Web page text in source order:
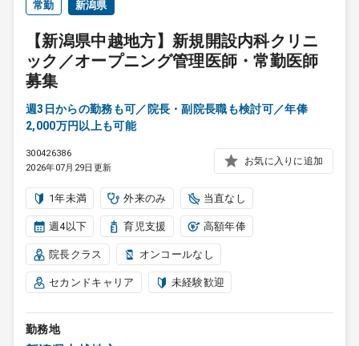
常勤 新潟県
【新潟県中越地方】新規開設内科クリニ
ック／オープニング管理医師・常勤医師
募集
週3日からの勤務も可／院長・副院長職も検討可／年俸
2,000万円以上も可能
300426386
2026年07月29日更新
お気に入りに追加
1年未満 外来のみ 当直なし
週4以下 育児支援 高額年俸
院長クラス オンコールなし
セカンドキャリア 未経験歓迎
勤務地